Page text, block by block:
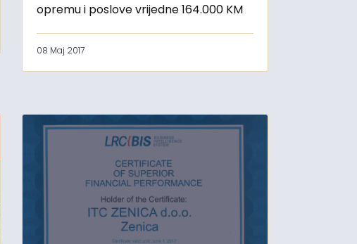
opremu i poslove vrijedne 164.000 KM
08 Maj 2017